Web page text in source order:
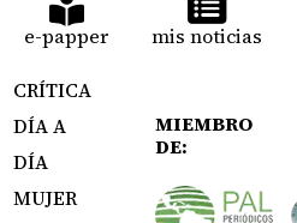
e-papper mis noticias
CRÍTICA
DÍA A
DÍA
MUJER
MIEMBRO
DE: